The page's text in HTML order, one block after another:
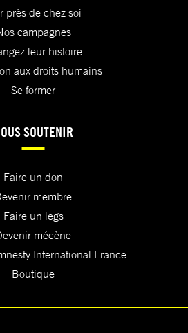
près de chez soi
campagnes
leur histoire
aux droits humains
Se former
SOUTENIR
Faire un don
membre
Faire un legs
mécène
International France
Boutique